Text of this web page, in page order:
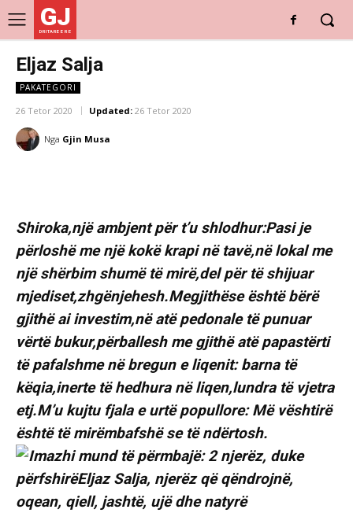
GJ
DRITARE E RE
Eljaz Salja
PAKATEGORI
26 Tetor 2020 Updated: 26 Tetor 2020
Nga Gjin Musa
Shiroka,një ambjent për t’u shlodhur:Pasi je
përloshë me një kokë krapi në tavë,në lokal me
një shërbim shumë të mirë,del për të shijuar
mjediset,zhgënjehesh.Megjithëse është bërë
gjithë ai investim,në atë pedonale të punuar
vërtë bukur,përballesh me gjithë atë papastërti
të pafalshme në bregun e liqenit: barna të
këqia,inerte të hedhura në liqen,lundra të vjetra
etj.M’u kujtu fjala e urtë popullore: Më vështirë
është të mirëmbafshë se të ndërtosh.